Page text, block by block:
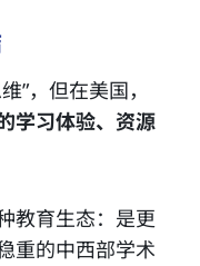
”，但在美国，
学习体验、资源
教育生态：是更
重的中西部学术